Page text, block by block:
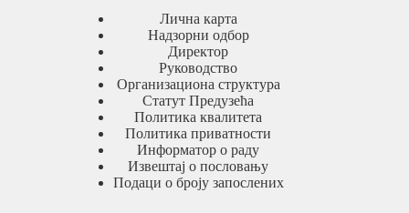
Лична карта
Надзорни одбор
Директор
Руководство
Организациона структура
Статут Предузећа
Политика квалитета
Политика приватности
Информатор о раду
Извештај о пословању
Подаци о броју запослених